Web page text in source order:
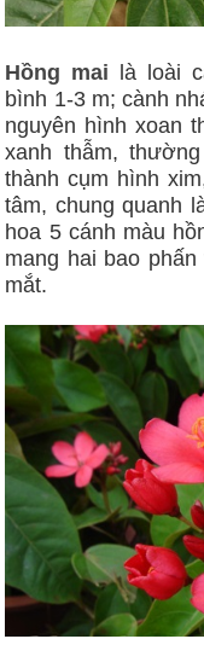
Hồng mai là loài
bình 1-3 m; cành
nguyên hình xoan
xanh thẫm,
thành cụm hình
tâm, chung quanh
hoa 5 cánh màu
mang hai bao
mắt.